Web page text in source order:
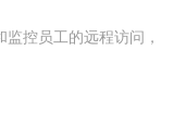
控员工的远程访问，